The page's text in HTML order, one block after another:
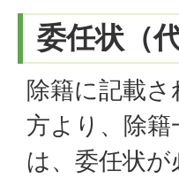
委任状（
除籍に記載
方より、除
は、委任状